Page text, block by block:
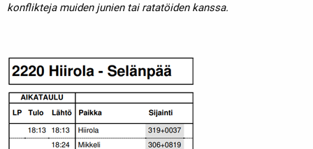
konflikteja muiden junien tai ratatöiden kanssa.